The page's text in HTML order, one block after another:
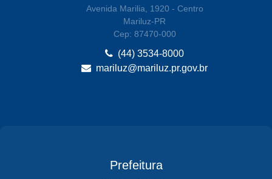
Avenida Marilia, 1920 - Centro
Mariluz-PR
Cep: 87470-000
(44) 3534-8000
mariluz@mariluz.pr.gov.br
Prefeitura